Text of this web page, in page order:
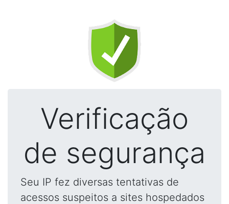
Verificação
de segurança
Seu IP fez diversas tentativas de
acessos suspeitos a sites hospedados